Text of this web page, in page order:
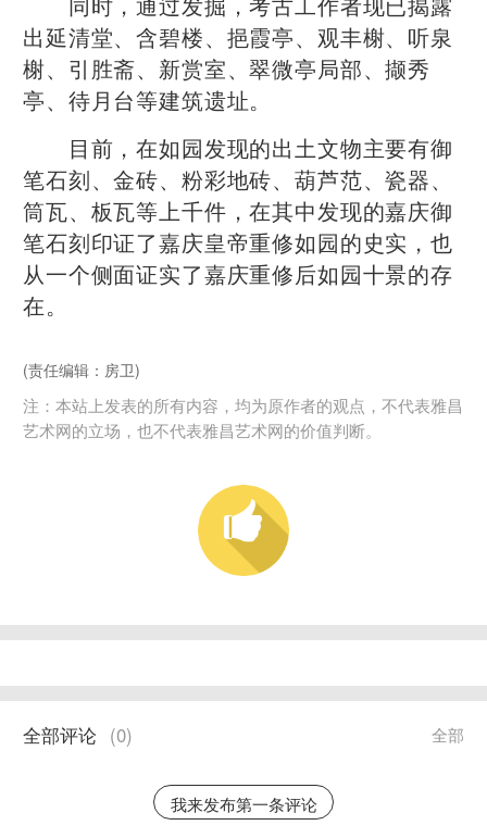
出延清堂、含碧楼、挹霞亭、观丰榭、听泉
榭、引胜斋、新赏室、翠微亭局部、撷秀
亭、待月台等建筑遗址。
目前，在如园发现的出土文物主要有御
笔石刻、金砖、粉彩地砖、葫芦范、瓷器、
筒瓦、板瓦等上千件，在其中发现的嘉庆御
笔石刻印证了嘉庆皇帝重修如园的史实，也
从一个侧面证实了嘉庆重修后如园十景的存
在。
(责任编辑：房卫)
注：本站上发表的所有内容，均为原作者的观点，不代表雅昌
艺术网的立场，也不代表雅昌艺术网的价值判断。
全部
全部评论 (0)
我来发布第一条评论